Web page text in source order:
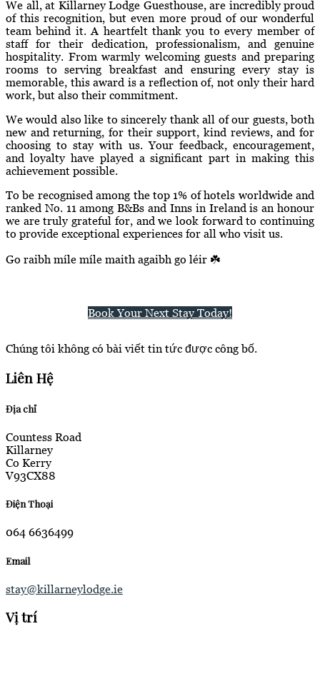
We all, at Killarney Lodge Guesthouse, are incredibly proud
of this recognition, but even more proud of our wonderful
team behind it. A heartfelt thank you to every member of
staff for their dedication, professionalism, and genuine
hospitality. From warmly welcoming guests and preparing
rooms to serving breakfast and ensuring every stay is
memorable, this award is a reflection of, not only their hard
work, but also their commitment.
We would also like to sincerely thank all of our guests, both
new and returning, for their support, kind reviews, and for
choosing to stay with us. Your feedback, encouragement,
and loyalty have played a significant part in making this
achievement possible.
To be recognised among the top 1% of hotels worldwide and
ranked No. 11 among B&Bs and Inns in Ireland is an honour
we are truly grateful for, and we look forward to continuing
to provide exceptional experiences for all who visit us.
Go raibh míle míle maith agaibh go léir ☘️
Book Your Next Stay Today!
Chúng tôi không có bài viết tin tức được công bố.
Liên Hệ
Địa chỉ
Countess Road
Killarney
Co Kerry
V93CX88
Điện Thoại
064 6636499
Email
stay@killarneylodge.ie
Vị trí